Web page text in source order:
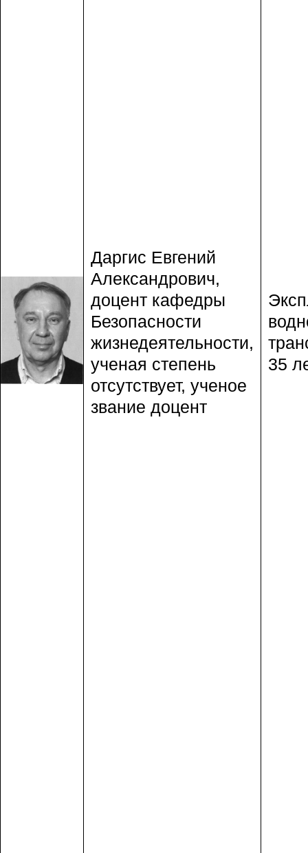
Даргис Евгений
Александрович,
доцент кафедры
Безопасности
жизнедеятельности,
ученая степень
отсутствует, ученое
звание доцент
35